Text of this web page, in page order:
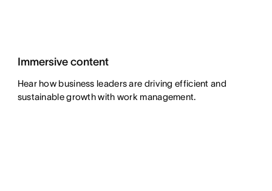
Immersive content
Hear how business leaders are driving efficient and
sustainable growth with work management.